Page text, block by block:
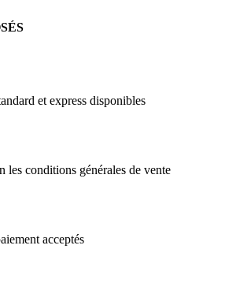
et express disponibles
les conditions générales de vente
acceptés